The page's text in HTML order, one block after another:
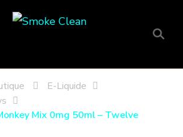
Smoke Clean
E-Liquide
Mix 0mg 50ml – Twelve